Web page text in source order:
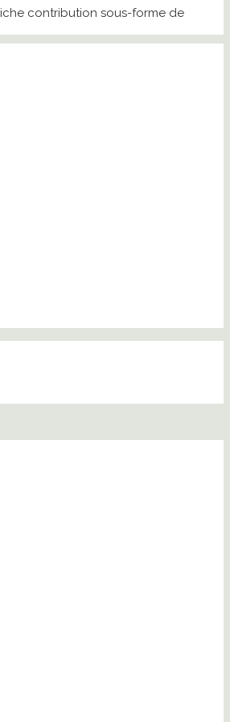
contribution sous-forme de